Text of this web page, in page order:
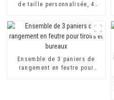
de taille personnalisée, 4
organisateur de bureau,
séparateurs de tiroir
Ensemble de 3 paniers de
rangement en feutre pour